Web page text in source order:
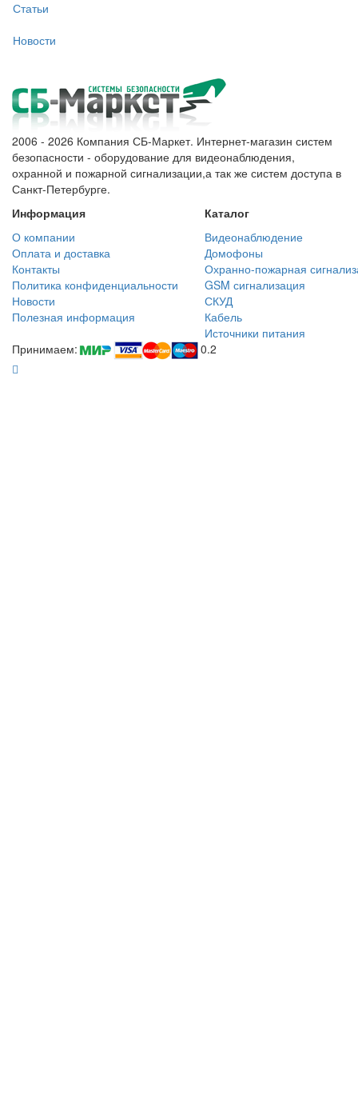
Статьи
Новости
2006 - 2026 Компания СБ-Маркет. Интернет-магазин систем
безопасности - оборудование для видеонаблюдения,
охранной и пожарной сигнализации,а так же систем доступа в
Санкт-Петербурге.
Информация
Каталог
О компании
Видеонаблюдение
Оплата и доставка
Домофоны
Контакты
Охранно-пожарная
Политика конфиденциальности
GSM сигнализация
Новости
СКУД
Полезная информация
Кабель
Источники питания
Принимаем:
0.2